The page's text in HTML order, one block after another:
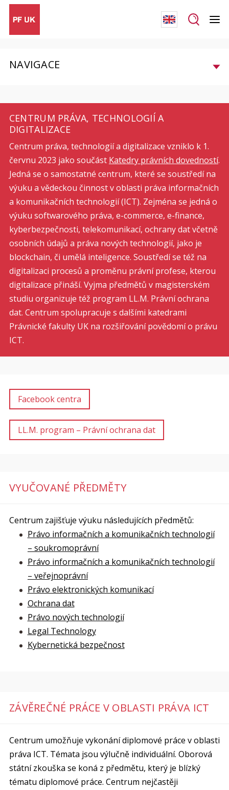
NAVIGACE
CENTRUM PRÁVA, TECHNOLOGIÍ A
DIGITALIZACE
Centrum práva, technologií a digitalizace vzniklo k 1.
červnu 2023 jako součást Katedry právních dovedností.
Jedná se o samostatné centrum, které se soustředí na
výuku a vědeckou činnost v oblasti práva informačních
a komunikačních technologií (ICT). Zejména se jedná o
výuku softwarového práva, e-commerce, e-finance,
kyberbezpečnosti, telekomunikací, ochrany dat včetně
osobních údajů a práva nových technologií, jako je
blockchain, či umělá inteligence. Soustředí se též na
digitalizaci procesů a proměnu právní profese, kterou
digitalizace přináší. Vyjma předmětů v magisterském
studiu organizuje též program LL.M. Právní ochrana
dat. Centrum spolupracuje s dalšími katedrami
Právnické fakulty UK na rozšiřování povědomí o právu
ICT.
Facebook centra
LL.M. program – Právní ochrana dat
VYUČOVANÉ PŘEDMĚTY
Centrum zajišťuje výuku následujících předmětů:
Právo informačních a komunikačních technologií
– soukromoprávní
Právo informačních a komunikačních technologií
– veřejnoprávní
Právo elektronických komunikací
Ochrana dat
Právo nových technologií
Legal Technology
Kybernetická bezpečnost
ZÁVĚREČNÉ PRÁCE V OBLASTI PRÁVA ICT
Centrum umožňuje vykonání diplomové práce v oblasti
práva ICT. Témata jsou výlučně individuální. Oborová
státní zkouška se koná z předmětu, který je blízký
tématu diplomové práce. Centrum nejčastěji